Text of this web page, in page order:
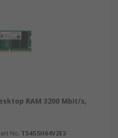
RAM 3200 Mbit/s,
No. TS4GSH64V2E3